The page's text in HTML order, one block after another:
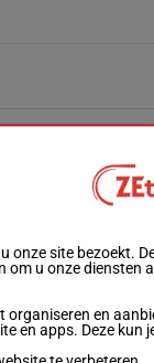
onze site bezoekt.
om u onze diensten
organiseren en
en apps. Deze kun